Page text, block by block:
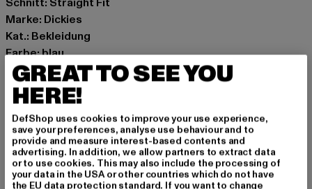
Marke: Dickies
Kat.: Bekleidung
Farbe: blau
Hersteller Farbe: classic blue
Materialzusammensetzung: 100% Baumwolle
Art.Nr: DK0A4XEK-08233
Hersteller: VF International SAGL |
dickieslife_shop_de@vfc.com
Via Laveggio 5 | 6855 Stabio | CH
GREAT TO SEE YOU
HERE!
DefShop uses cookies to improve your use experience,
save your preferences, analyse use behaviour and to
provide and measure interest-based contents and
advertising. In addition, we allow partners to extract data
or to use cookies. This may also include the processing of
your data in the USA or other countries which do not have
the EU data protection standard. If you want to change